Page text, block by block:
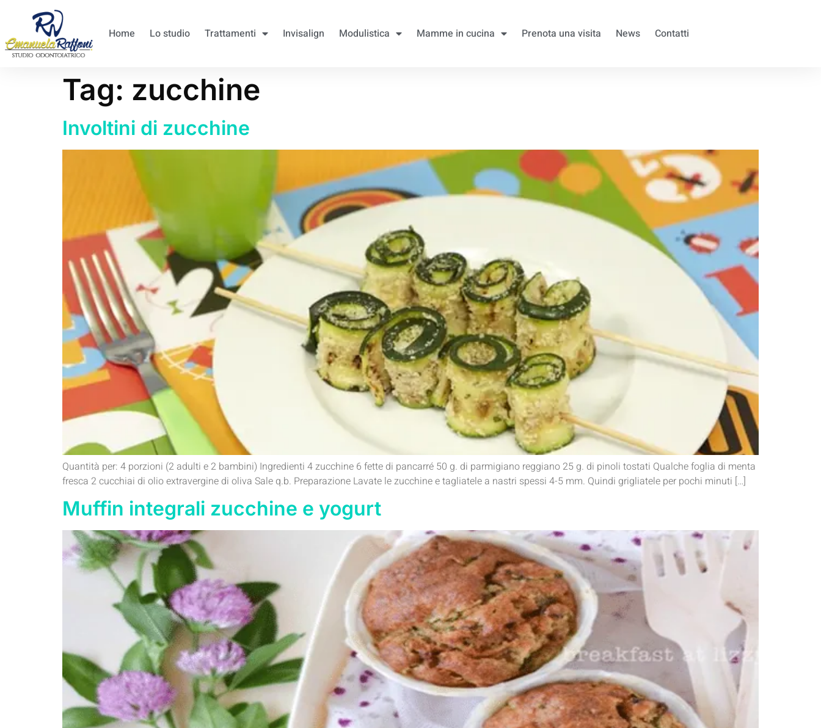
Home Lo studio Trattamenti Invisalign Modulistica Mamme in cucina Prenota una visita News Contatti
Tag: zucchine
Involtini di zucchine
Quantità per: 4 porzioni (2 adulti e 2 bambini) Ingredienti 4 zucchine 6 fette di pancarré 50 g. di parmigiano reggiano 25 g. di pinoli tostati Qualche foglia di menta
fresca 2 cucchiai di olio extravergine di oliva Sale q.b. Preparazione Lavate le zucchine e tagliatele a nastri spessi 4-5 mm. Quindi grigliatele per pochi minuti […]
Muffin integrali zucchine e yogurt